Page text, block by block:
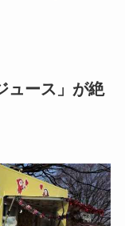
ュース」が絶